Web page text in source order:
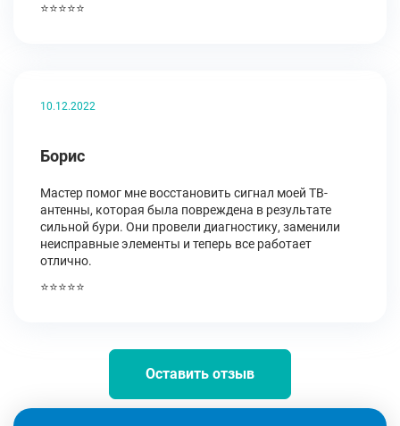
⭐⭐⭐⭐⭐
10.12.2022
Борис
Мастер помог мне восстановить сигнал моей ТВ-
антенны, которая была повреждена в результате
сильной бури. Они провели диагностику, заменили
неисправные элементы и теперь все работает
отлично.
⭐⭐⭐⭐⭐
Оставить отзыв